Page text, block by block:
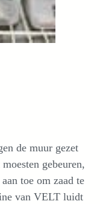
de muur gezet
gebeuren,
toe om zaad te
van VELT luidt